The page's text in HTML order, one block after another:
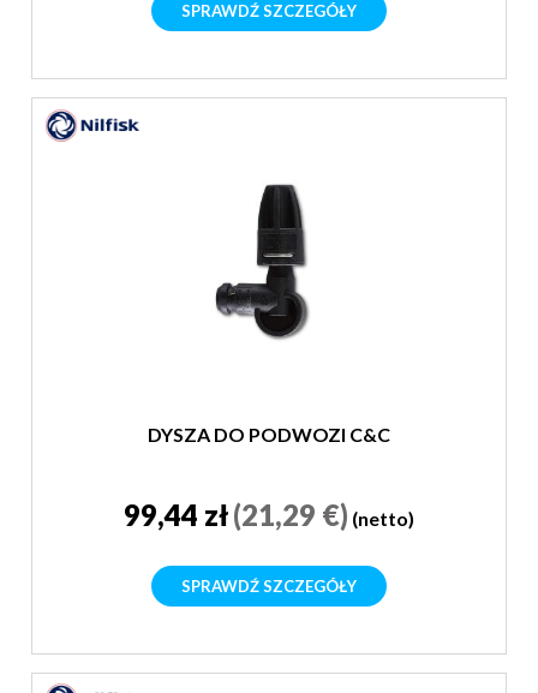
SPRAWDŹ SZCZEGÓŁY
DYSZA DO PODWOZI C&C
99,44 zł(21,29 €) (netto)
SPRAWDŹ SZCZEGÓŁY